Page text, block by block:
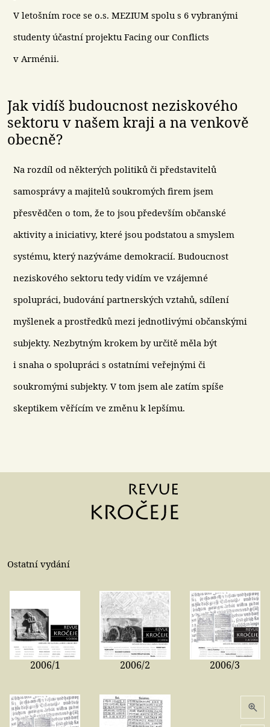
písmo
V letošním roce se o.s. MEZIUM spolu s 6 vybranými
studenty účastní projektu Facing our Conflicts
v Arménii.
Jak vidíš budoucnost neziskového
sektoru v našem kraji a na venkově
obecně?
Na rozdíl od některých politiků či představitelů
samosprávy a majitelů soukromých firem jsem
přesvědčen o tom, že to jsou především občanské
aktivity a iniciativy, které jsou podstatou a smyslem
systému, který nazýváme demokracií. Budoucnost
neziskového sektoru tedy vidím ve vzájemné
spolupráci, budování partnerských vztahů, sdílení
myšlenek a prostředků mezi jednotlivými občanskými
subjekty. Nezbytným krokem by určitě měla být
i snaha o spolupráci s ostatními veřejnými či
soukromými subjekty. V tom jsem ale zatím spíše
skeptikem věřícím ve změnu k lepšímu.
Ostatní vydání
2006/1 2006/2 2006/3